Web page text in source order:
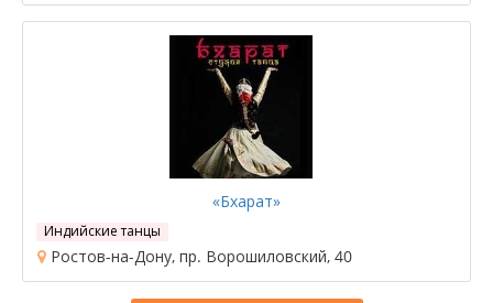
«Бхарат»
Индийские танцы
Ростов-на-Дону, пр. Ворошиловский, 40